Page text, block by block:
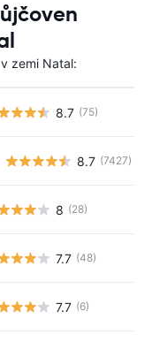
zemi Natal:
8.7 (75)
8.7 (7427)
8 (28)
7.7 (48)
7.7 (6)